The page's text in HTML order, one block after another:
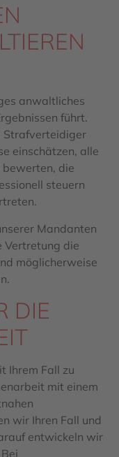
anwaltliches
führt.
Strafverteidiger
einschätzen, alle
die
steuern
Mandanten
Vertretung die
möglicherweise
DIE
Ihrem Fall zu
mit einem
wir Ihren Fall und
entwickeln wir